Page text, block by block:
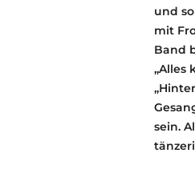
und
mit
Band
„Alles
sein.